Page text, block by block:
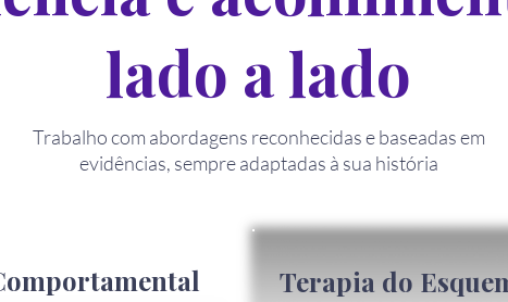
lado a lado
Trabalho com abordagens reconhecidas e baseadas em
evidências, sempre adaptadas à sua história
Terapia do